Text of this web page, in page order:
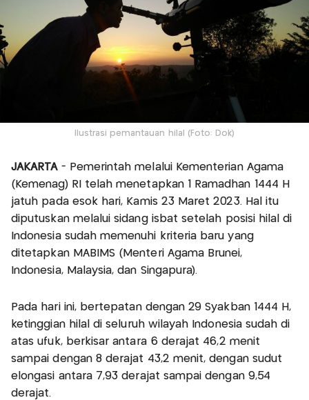
Ilustrasi pemantauan hilal (Foto: Dok)
JAKARTA- Pemerintah melalui Kementerian Agama
(Kemenag) RI telah menetapkan 1 Ramadhan 1444 H
jatuh pada esok hari, Kamis 23 Maret 2023. Hal itu
diputuskan melalui sidang isbat setelah posisi hilal di
Indonesia sudah memenuhi kriteria baru yang
ditetapkan MABIMS (Menteri Agama Brunei,
Indonesia, Malaysia, dan Singapura).
Pada hari ini, bertepatan dengan 29 Syakban 1444 H,
ketinggian hilal di seluruh wilayah Indonesia sudah di
atas ufuk, berkisar antara 6 derajat 46,2 menit
sampai dengan 8 derajat 43,2 menit, dengan sudut
elongasi antara 7,93 derajat sampai dengan 9,54
derajat.